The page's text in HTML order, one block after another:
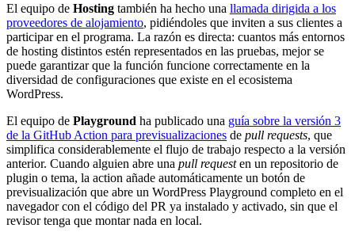
El equipo de Hosting también ha hecho una llamada dirigida a los
proveedores de alojamiento, pidiéndoles que inviten a sus clientes a
participar en el programa. La razón es directa: cuantos más entornos
de hosting distintos estén representados en las pruebas, mejor se
puede garantizar que la función funcione correctamente en la
diversidad de configuraciones que existe en el ecosistema
WordPress.
El equipo de Playground ha publicado una guía sobre la versión 3
de la GitHub Action para previsualizaciones de pull requests, que
simplifica considerablemente el flujo de trabajo respecto a la versión
anterior. Cuando alguien abre una pull requesten un repositorio de
plugin o tema, la action añade automáticamente un botón de
previsualización que abre un WordPress Playground completo en el
navegador con el código del PR ya instalado y activado, sin que el
revisor tenga que montar nada en local.